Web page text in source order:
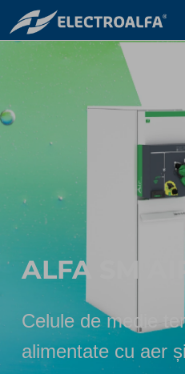
ALFA SM
Celule de medie
alimentate cu aer și